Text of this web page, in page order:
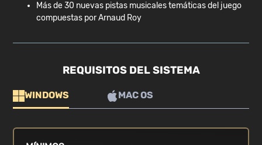
Más de 30 nuevas pistas musicales temáticas del juego
compuestas por Arnaud Roy
REQUISITOS DEL SISTEMA
WINDOWS MAC OS